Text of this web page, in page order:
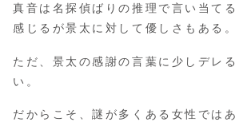
真音は名探偵ばりの推理で言い当て
感じるが景太に対して優しさもある。
ただ、景太の感謝の言葉に少しデレ
い。
だからこそ、謎が多くある女性ではあ